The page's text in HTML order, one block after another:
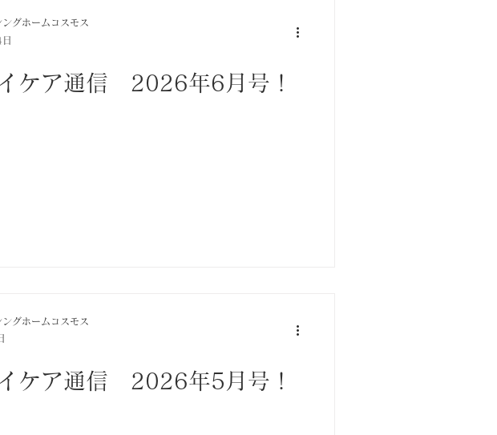
ケア通信 2026年6月号！
ングホームコスモス
ケア通信 2026年5月号！
ングホームコスモス